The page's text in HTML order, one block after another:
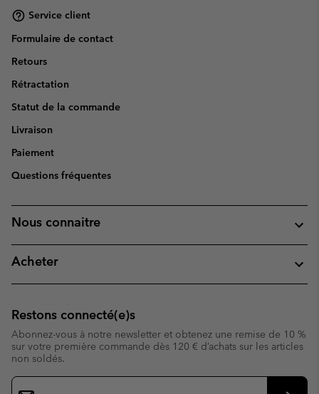
Service client
Formulaire de contact
Retours
Rétractation
Statut de la commande
Livraison
Paiement
Questions fréquentes
Nous connaitre
Acheter
Restons connecté(e)s
Abonnez-vous à notre newsletter et obtenez une remise de 10 %
sur votre première commande dès 120 € d’achats sur les articles
non soldés.
Inscription